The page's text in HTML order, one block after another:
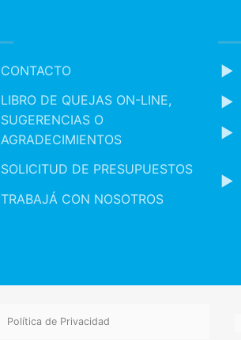
CONTACTO
LIBRO DE QUEJAS ON-LINE,
SUGERENCIAS O
AGRADECIMIENTOS
SOLICITUD DE PRESUPUESTOS
TRABAJÁ CON NOSOTROS
Política de Privacidad